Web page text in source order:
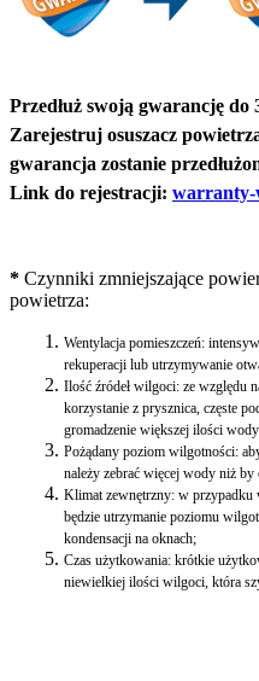
Przedłuż swoją gwarancję
Zarejestruj osuszacz
gwarancja zostanie
Link do rejestracji: warranty-
* Czynniki zmniejszające
powietrza:
Wentylacja pomieszczeń:
rekuperacji lub utrzymywanie
Ilość źródeł wilgoci: ze względu
korzystanie z prysznica, częste
gromadzenie większej ilości
Pożądany poziom wilgotności:
należy zebrać więcej wody niż by
Klimat zewnętrzny: w przypadku
będzie utrzymanie poziomu
kondensacji na oknach;
Czas użytkowania: krótkie
niewielkiej ilości wilgoci, która